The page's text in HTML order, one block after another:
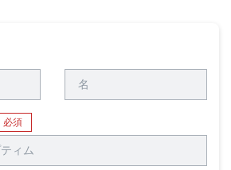
必須